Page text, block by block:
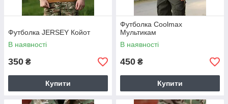
Футболка JERSEY Койот
В наявності
350 ₴
Купити
Футболка Coolmax
Мультикам
В наявності
450 ₴
Купити